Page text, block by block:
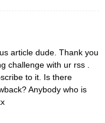
article dude. Thank you
challenge with ur rss .
to it. Is there
Anybody who is